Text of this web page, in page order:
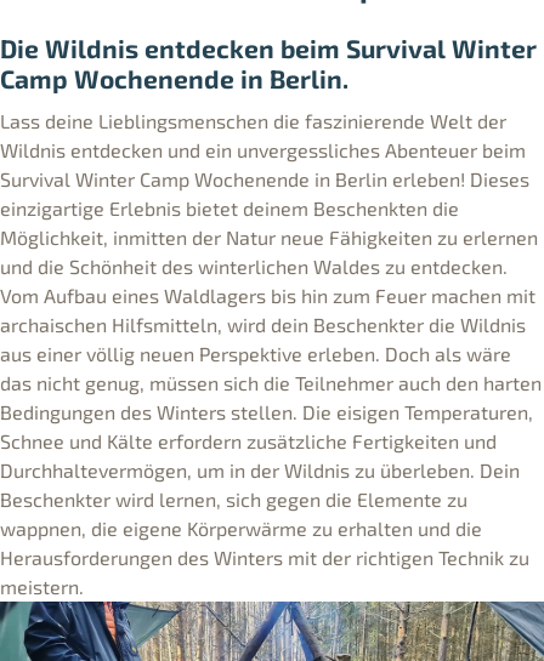
Die Wildnis entdecken beim Survival Winter
Camp Wochenende in Berlin.
Lass deine Lieblingsmenschen die faszinierende Welt der
Wildnis entdecken und ein unvergessliches Abenteuer beim
Survival Winter Camp Wochenende in Berlin erleben! Dieses
einzigartige Erlebnis bietet deinem Beschenkten die
Möglichkeit, inmitten der Natur neue Fähigkeiten zu erlernen
und die Schönheit des winterlichen Waldes zu entdecken.
Vom Aufbau eines Waldlagers bis hin zum Feuer machen mit
archaischen Hilfsmitteln, wird dein Beschenkter die Wildnis
aus einer völlig neuen Perspektive erleben. Doch als wäre
das nicht genug, müssen sich die Teilnehmer auch den harten
Bedingungen des Winters stellen. Die eisigen Temperaturen,
Schnee und Kälte erfordern zusätzliche Fertigkeiten und
Durchhaltevermögen, um in der Wildnis zu überleben. Dein
Beschenkter wird lernen, sich gegen die Elemente zu
wappnen, die eigene Körperwärme zu erhalten und die
Herausforderungen des Winters mit der richtigen Technik zu
meistern.